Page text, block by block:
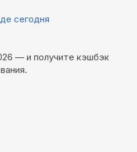
сегодня
— и получите кэшбэк